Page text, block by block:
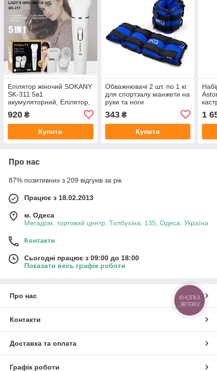
Епілятор жіночий SOKANY
SK-311 5в1
акумуляторний, Епілятор,
для обличчя та пилка для
п'ят
920 ₴
Купити
Обважнювачі 2 шт. по 1 кг
для спортзалу манжети на
руки та ноги
343₴
Купити
л)
1
Про нас
87% позитивних з 209 відгуків за рік
Працює з 18.02.2013
м. Одеса
Мегадом, торговий центр, Толбухіна, 135, Одеса, Україна
Контакти
Сьогодні працює з 09:00 до 18:00
Показати весь графік роботи
Про нас
Контакти
Доставка та оплата
Графік роботи
КНОПКА
ЗВ'ЯЗКУ